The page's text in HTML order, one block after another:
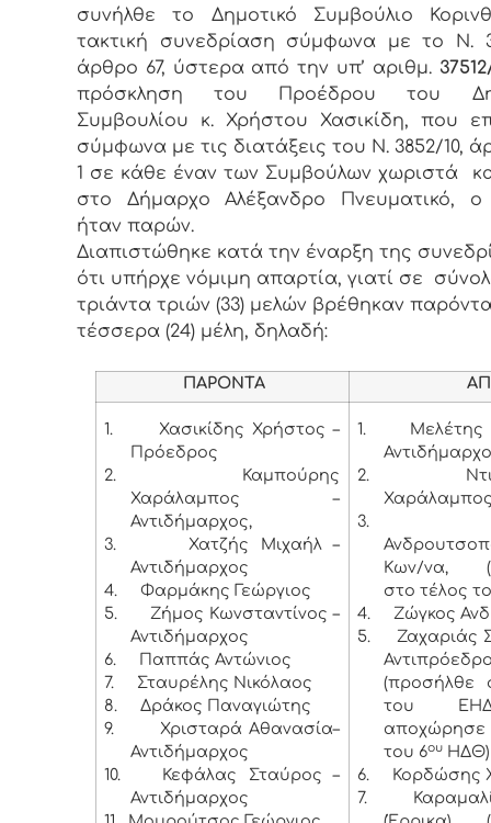
συνήλθε το Δημοτικό Συμβούλιο
τακτική συνεδρίαση σύμφωνα με το Ν.
άρθρο 67, ύστερα από την υπ’ αριθμ.
πρόσκληση του Προέδρου του
Συμβουλίου κ. Χρήστου Χασικίδη, που
σύμφωνα με τις διατάξεις του Ν. 3852/10,
1 σε κάθε έναν των Συμβούλων χωριστά
στο Δήμαρχο Αλέξανδρο Πνευματικό,
ήταν παρών.
Διαπιστώθηκε κατά την έναρξη της
ότι υπήρχε νόμιμη απαρτία, γιατί σε
τριάντα τριών (33) μελών βρέθηκαν παρόντα
τέσσερα (24) μέλη, δηλαδή:
ΠΑΡΟΝΤΑ
1.
Χασικίδης Χρήστος –
Πρόεδρος
2.
Καμπούρης
Χαράλαμπος –
Αντιδήμαρχος,
3.
Χατζής Μιχαήλ –
Αντιδήμαρχος
4.
Φαρμάκης Γεώργιος
5.
Ζήμος Κωνσταντίνος –
Αντιδήμαρχος
6.
Παππάς Αντώνιος
7.
Σταυρέλης Νικόλαος
8.
Δράκος Παναγιώτης
9.
Χρισταρά Αθανασία–
Αντιδήμαρχος
10.
Κεφάλας Σταύρος –
Αντιδήμαρχος
1.
Μελέτης
2.
3.
Κων/να,
στο τέλος
4.
Ζώγκος
5.
Ζαχαριάς
(προσήλθε
του
αποχώρησε
του 6ουΗΔΘ)
6.
Κορδώσης
7.